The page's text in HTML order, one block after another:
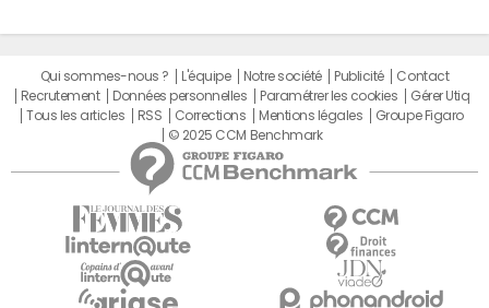
Qui sommes-nous ? L'équipe Notre société Publicité
Contact
Recrutement
Données personnelles Paramétrer les cookies
Gérer Utiq
Tous les articles
RSS Corrections Mentions légales
Groupe Figaro
© 2025 CCM Benchmark